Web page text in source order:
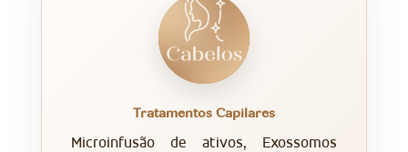
Tratamentos Capilares
Microinfusão de ativos, Exossomos